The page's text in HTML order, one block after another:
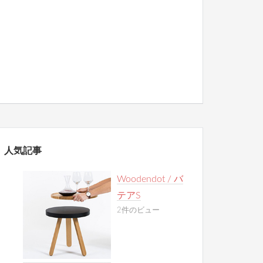
人気記事
Woodendot / バ
テアS
2件のビュー